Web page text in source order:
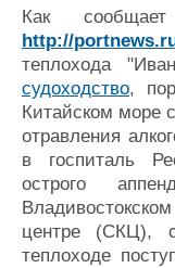
Крюинг
Журнал
Реклама
Конференции
Выставки и
Личности
Словарь
Как сообщает
http://
теплохода
судоходство,
Китайском море
отравления
в госпиталь
острого
центре (СКЦ),
теплоходе